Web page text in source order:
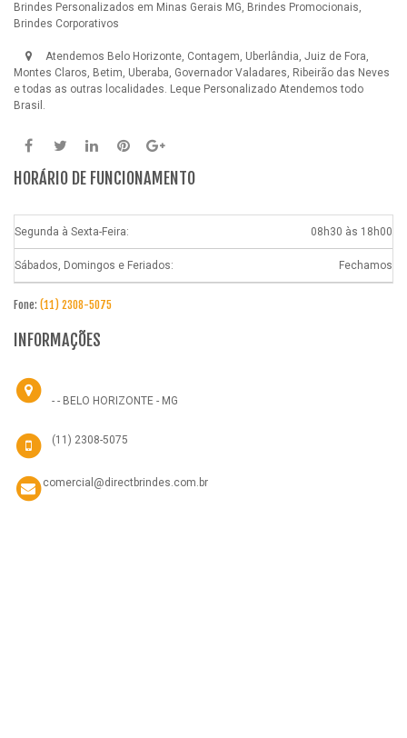
Brindes Personalizados em Minas Gerais MG, Brindes Promocionais,
Brindes Corporativos
Atendemos Belo Horizonte, Contagem, Uberlândia, Juiz de Fora,
Montes Claros, Betim, Uberaba, Governador Valadares, Ribeirão das Neves
e todas as outras localidades. Leque Personalizado Atendemos todo
Brasil.
HORÁRIO DE FUNCIONAMENTO
Segunda à Sexta-Feira: 08h30 às 18h00
Sábados, Domingos e Feriados: Fechamos
Fone: (11) 2308-5075
INFORMAÇÕES
- - BELO HORIZONTE - MG
(11) 2308-5075
comercial@directbrindes.com.br